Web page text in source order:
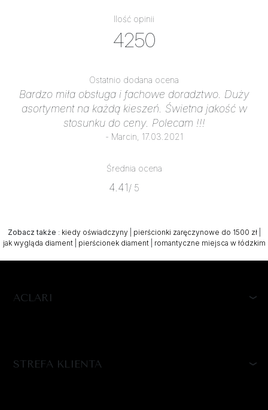
Ilość opinii
4250
Ostatnio dodana ocena
Bardzo miła obsługa i fachowe doradztwo. Duży
asortyment na każdą kieszeń. Świetna jakość w
stosunku do ceny. Polecam !!!
- Marcin, 17.03.2021
Średnia ocena
4.41/ 5
Zobacz także : kiedy oświadczyny| pierścionki zaręczynowe do 1500 zł|
jak wygląda diament| pierścionek diament| romantyczne miejsca w łódzkim
ACLARI
STREFA KLIENTA